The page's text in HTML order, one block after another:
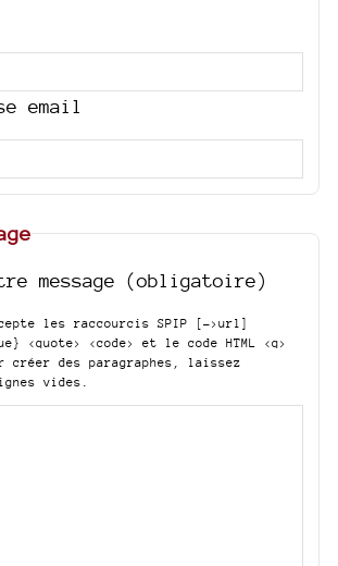
email
message (obligatoire)
les raccourcis SPIP
[->url]
<quote> <code>
et le code HTML <q>
créer des paragraphes, laissez
vides.